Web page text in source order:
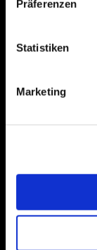
Präferenzen
Statistiken
Marketing